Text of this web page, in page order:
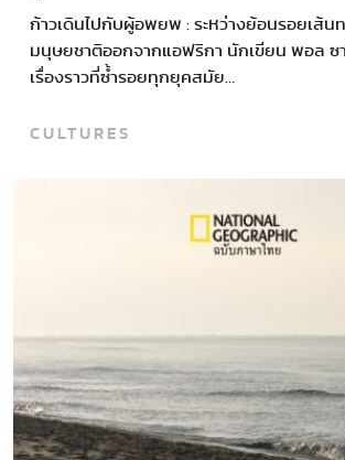
ก้าวเดินไปกับผู้อพยพ : ระหว่างย้อนรอยเส้
มนุษยชาติออกจากแอฟริกา นักเขียน พอล ซ
เรื่องราวที่ซ้ำรอยทุกยุคสมัย…
CULTURES